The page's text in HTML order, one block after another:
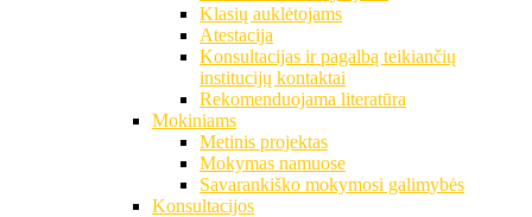
Klasių auklėtojams
Atestacija
Konsultacijas ir pagalbą teikiančių
institucijų kontaktai
Rekomenduojama literatūra
Mokiniams
Metinis projektas
Mokymas namuose
Savarankiško mokymosi galimybės
Konsultacijos